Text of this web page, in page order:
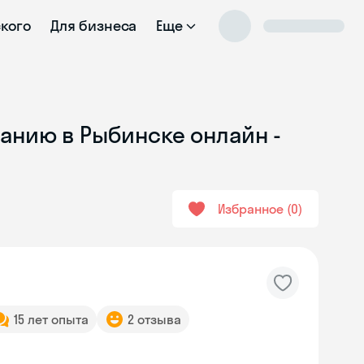
Для бизнеса Еще
в Рыбинске онлайн -
Избранное 0
15 лет опыта 2 отзыва